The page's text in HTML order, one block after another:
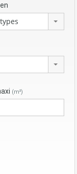
(m²)